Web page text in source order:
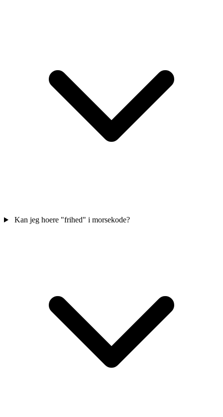
Kan jeg hoere "frihed" i morsekode?